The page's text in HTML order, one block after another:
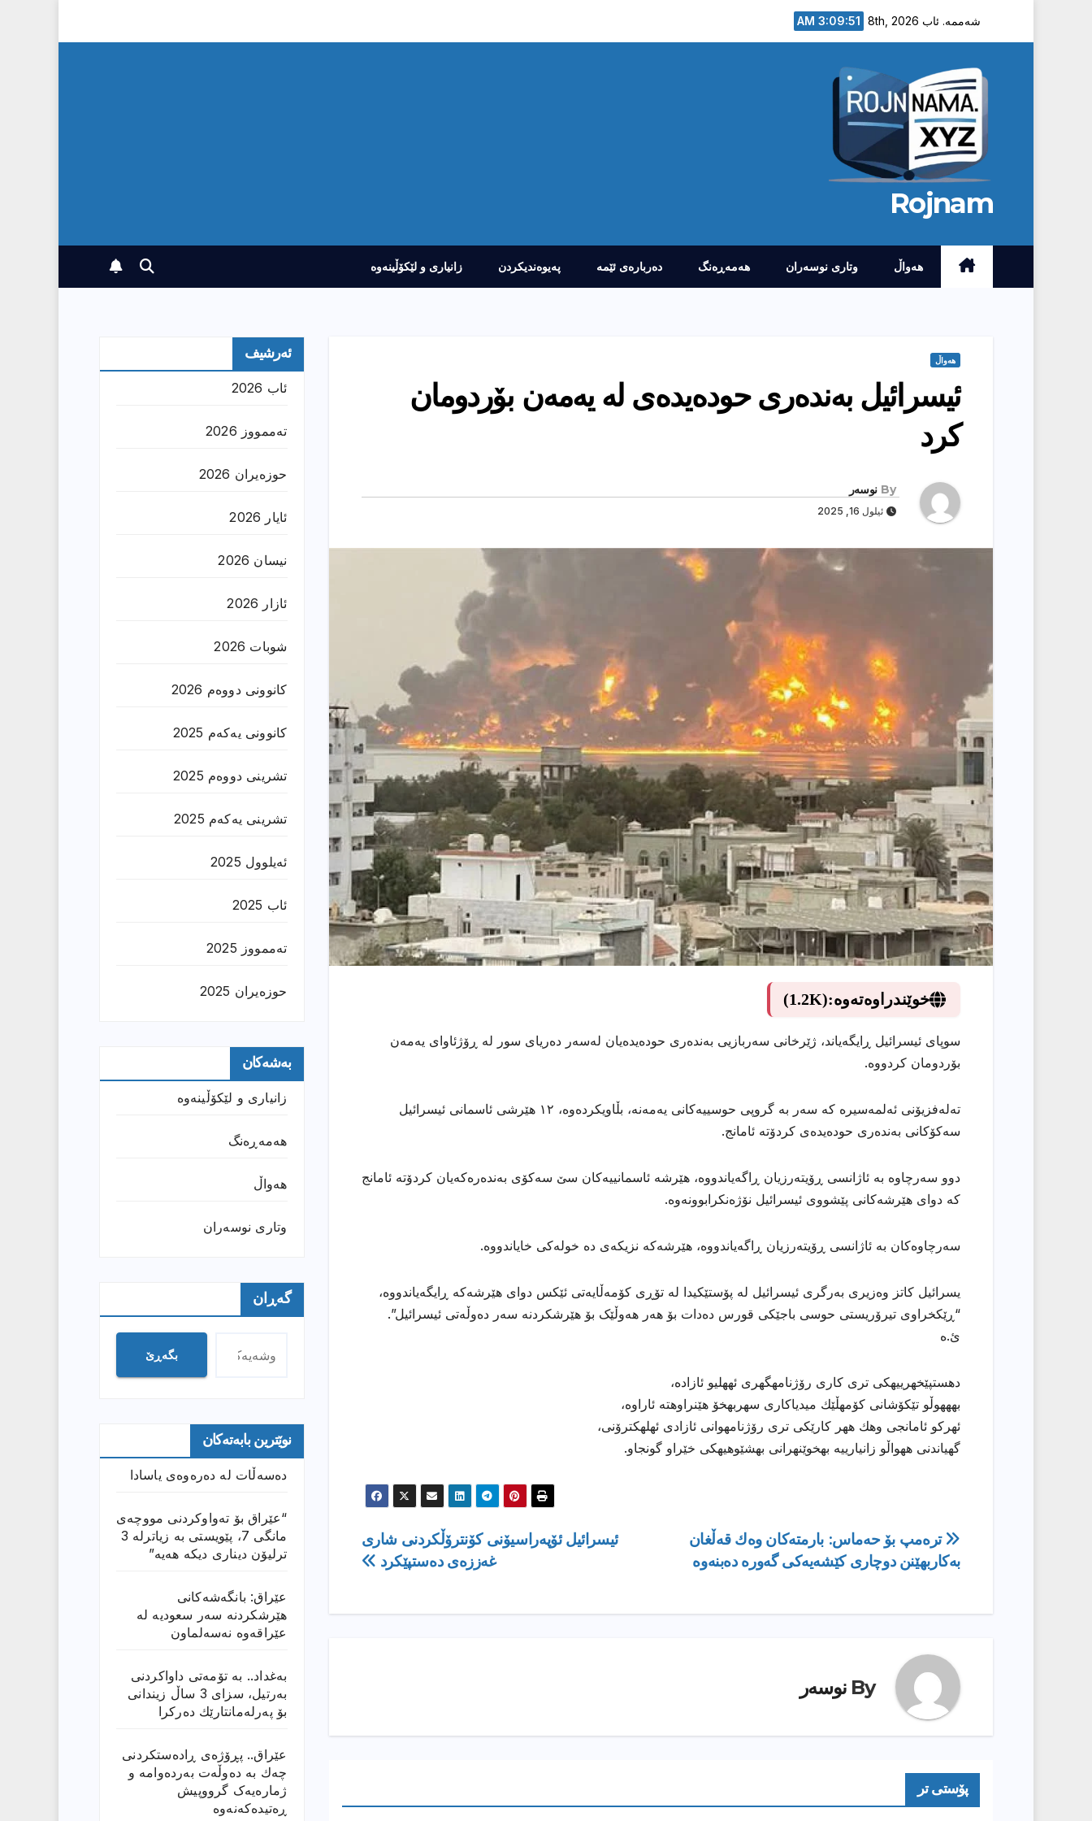
شەممە. ئاب 8th, 2026 3:09:52 AM
Rojnam
هەواڵ وتارى نوسەران هەمەڕەنگ دەربارەى ئێمە پەیوەندیکردن زانیارى و لێکۆڵینەوە
هەواڵ
ئیسرائیل بەندەری حودەیدەی لە یەمەن بۆردومان
کرد
By نوسەر
ئیلول 16, 2025
خوێندراوەتەوە:(1.2K)
سوپای ئیسرائیل ڕایگەیاند، ژێرخانی سەربازیی بەندەری حودەیدەیان لەسەر دەریای سور لە ڕۆژئاوای یەمەن
بۆردومان کردووە.
تەلەفزیۆنی ئەلمەسیرە کە سەر بە گروپی حوسییەکانی یەمەنە، بڵاویکردەوە، ١٢ هێرشی ئاسمانی ئیسرائیل
سەکۆکانی بەندەری حودەیدەی کردۆتە ئامانج.
دوو سەرچاوە بە ئاژانسی ڕۆیتەرزیان ڕاگەیاندووە، هێرشە ئاسمانییەکان سێ سەکۆی بەندەرەکەیان کردۆتە ئامانج
کە دوای هێرشەکانی پێشووی ئیسرائیل نۆژەنکرابوونەوە.
سەرچاوەکان بە ئاژانسی ڕۆیتەرزیان ڕاگەیاندووە، هێرشەکە نزیکەی دە خولەکی خایاندووە.
یسرائیل کاتز وەزیری بەرگری ئیسرائیل لە پۆستێکیدا لە تۆڕی کۆمەڵایەتی ئێکس دوای هێرشەکە ڕایگەیاندووە،
“ڕێکخراوی تیرۆریستی حوسی باجێکی قورس دەدات بۆ هەر هەوڵێک بۆ هێرشکردنە سەر دەوڵەتی ئیسرائیل”.
ئ.ه
دهستپێخهرییهكی تری كاری رۆژنامهگهری ئههلیو ئازاده،
بهههوڵو تێكۆشانی كۆمهڵێك میدیاكاری سهربهخۆ هێنراوهته ئاراوه،
ئهركو ئامانجی وهك ههر كارێكی تری رۆژنامهوانی ئازادی ئهلهكترۆنی،
گهیاندنی ههواڵو زانیارییه بهخوێنهرانی بهشێوهیهكی خێراو گونجاو.
ڕێدۆزیی
بابەت
ئیسرائیل ئۆپەراسیۆنی کۆنترۆڵکردنی شاری
غەززەی دەستپێکرد
ترەمپ بۆ حەماس: بارمتەكان وەك قەڵغان
بەكاربهێنن دوچاری كێشەیەكی گەورە دەبنەوە
By نوسەر
پۆستى تر
ئەرشیف
ئاب 2026
تەممووز 2026
حوزه‌یران 2026
ئایار 2026
نیسان 2026
ئازار 2026
شوبات 2026
کانوونی دووەم 2026
کانوونی یەکەم 2025
تشرینی دووەم 2025
تشرینی یەکەم 2025
ئەیلوول 2025
ئاب 2025
تەممووز 2025
حوزه‌یران 2025
بەشەکان
زانیارى و لێکۆڵینەوە
هەمەڕەنگ
هەواڵ
وتارى نوسەران
گەڕان
بگەڕێ
نوێترین بابەتەکان
دەسەڵات لە دەرەوەی یاسادا
“عێراق بۆ تەواوکردنی مووچەی
مانگى 7، پێویستی بە زیاترلە 3
ترلیۆن دیناری دیکە هەیە”
عێراق: بانگەشەكانی
هێرشكردنە سەر سعودیە لە
عێراقەوە نەسەلماون
بەغداد.. بە تۆمەتی داواكردنی
بەرتیل، سزای 3 ساڵ زیندانی
بۆ پەرلەمانتارێك دەركرا
عێراق.. پڕۆژەی ڕادەستكردنی
چەك بە دەوڵەت بەردەوامە و
ژمارەیەک گرووپیش
ڕەتیدەکەنەوە